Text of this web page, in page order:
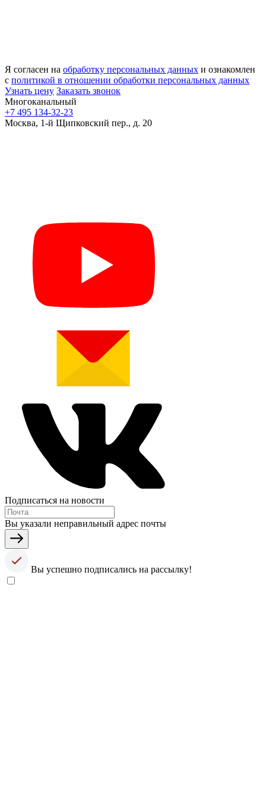
Я согласен на обработку персональных данных и ознакомлен
с политикой в отношении обработки персональных данных
Узнать цену Заказать звонок
Многоканальный
+7 495 134-32-23
Москва, 1-й Щипковский пер., д. 20
Подписаться на новости
Вы указали неправильный адрес почты
Вы успешно подписались на рассылку!